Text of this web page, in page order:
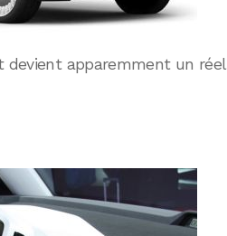
devient apparemment un réel